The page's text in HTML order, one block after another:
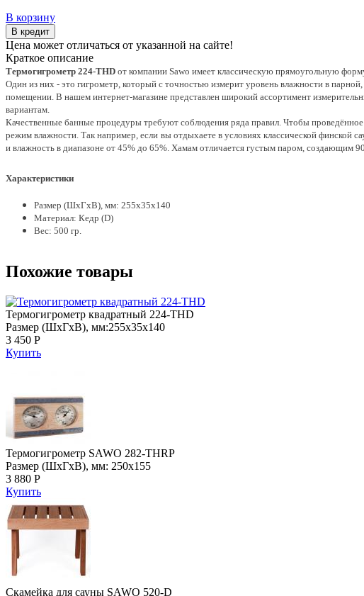
В корзину
В кредит
Цена может отличаться от указанной на сайте!
Краткое описание
Термогигрометр 224-THD от компании Sawo имеет классическую прямоугольную
Один из них - это гигрометр, который с точностью измерит уровень влажности в
помещении. В нашем интернет-магазине представлен широкий ассортимент
вариантам.
Качественные банные процедуры требуют соблюдения ряда правил. Чтобы
режим влажности. Так например, если вы отдыхаете в условиях классической финской
и влажность в диапазоне от 45% до 65%. Хамам отличается густым паром, создающим
Характеристики
Размер (ШхГхВ), мм: 255x35x140
Материал: Кедр (D)
Вес: 500 гр.
Похожие товары
Термогигрометр квадратный 224-THD
Размер (ШхГхВ), мм:255х35х140
3 450 Р
Купить
Термогигрометр SAWO 282-THRP
Размер (ШхГхВ), мм: 250х155
3 880 Р
Купить
Скамейка для сауны SAWO 520-D